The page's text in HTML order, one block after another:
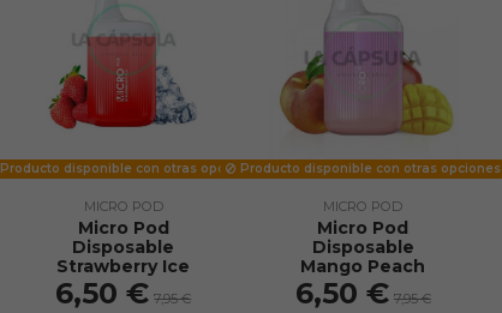
Producto disponible con otras opciones
MICRO POD
Micro Pod
Disposable
Strawberry Ice
6,50 € 7,95 €
Producto disponible con otras opciones
MICRO POD
Micro Pod
Disposable
Mango Peach
6,50 € 7,95 €